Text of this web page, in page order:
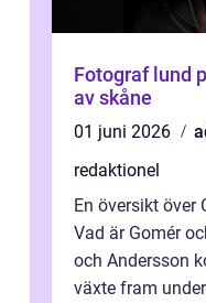
Fotograf lund profesjonell foto i hjertet
av skåne
01 juni 2026
redaktionel
En översikt över
Vad är Gomér
och Andersson
växte fram